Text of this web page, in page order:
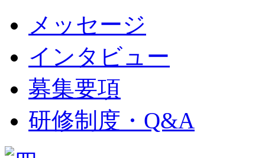
メッセージ
インタビュー
募集要項
研修制度・Q&A